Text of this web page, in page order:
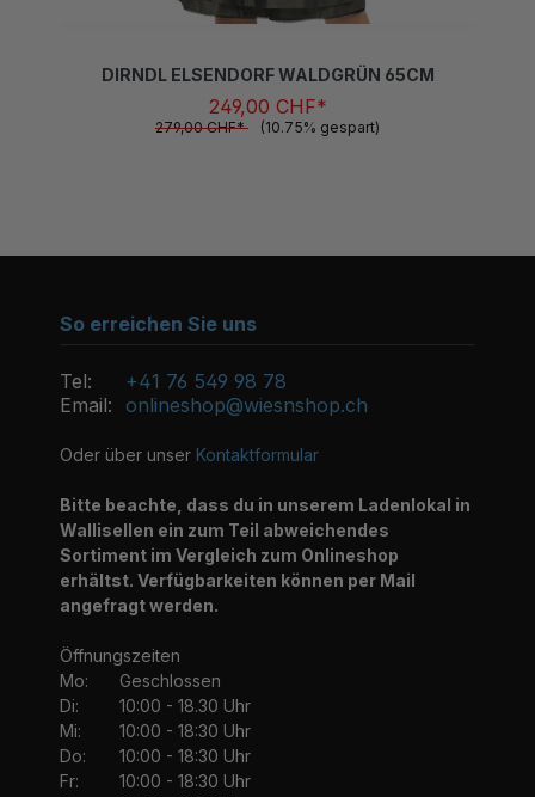
249,00 CHF*
279,00 CHF* (10.75% gespart)
So erreichen Sie uns
Tel:
+41 76 549 98 78
Email: onlineshop@wiesnshop.ch
Oder über unser Kontaktformular
Bitte beachte, dass du in unserem Ladenlokal in
Wallisellen ein zum Teil abweichendes
Sortiment im Vergleich zum Onlineshop
erhältst. Verfügbarkeiten können per Mail
angefragt werden.
Öffnungszeiten
Mo:
Geschlossen
Di:
10:00 - 18.30 Uhr
Mi:
10:00 - 18:30 Uhr
Do:
10:00 - 18:30 Uhr
Fr:
10:00 - 18:30 Uhr